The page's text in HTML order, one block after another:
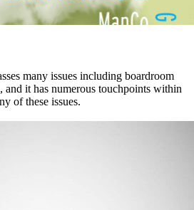
many issues including boardroom
it has numerous touchpoints within
of these issues.